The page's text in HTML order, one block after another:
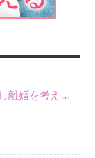
私は結婚しています。傲慢な夫に嫌気がさし離婚を考えていたときに、彼と出会いました。彼には恋人がいましたが、話をするうちに、夫とのことを相談するようにな